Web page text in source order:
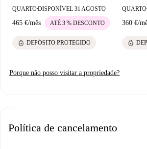
são facilmente acessíveis para relaxamento e
conveniência do dia a dia é garantida com o
QUARTO■DISPONÍVEL 31 AGOSTO
465 €/mês ATÉ 3 % DESCONTO
lock DEPÓSITO PROTEGIDO
QUARTO■
360 €/
lock
Porque não posso visitar a propriedade?
Política de cancelamento